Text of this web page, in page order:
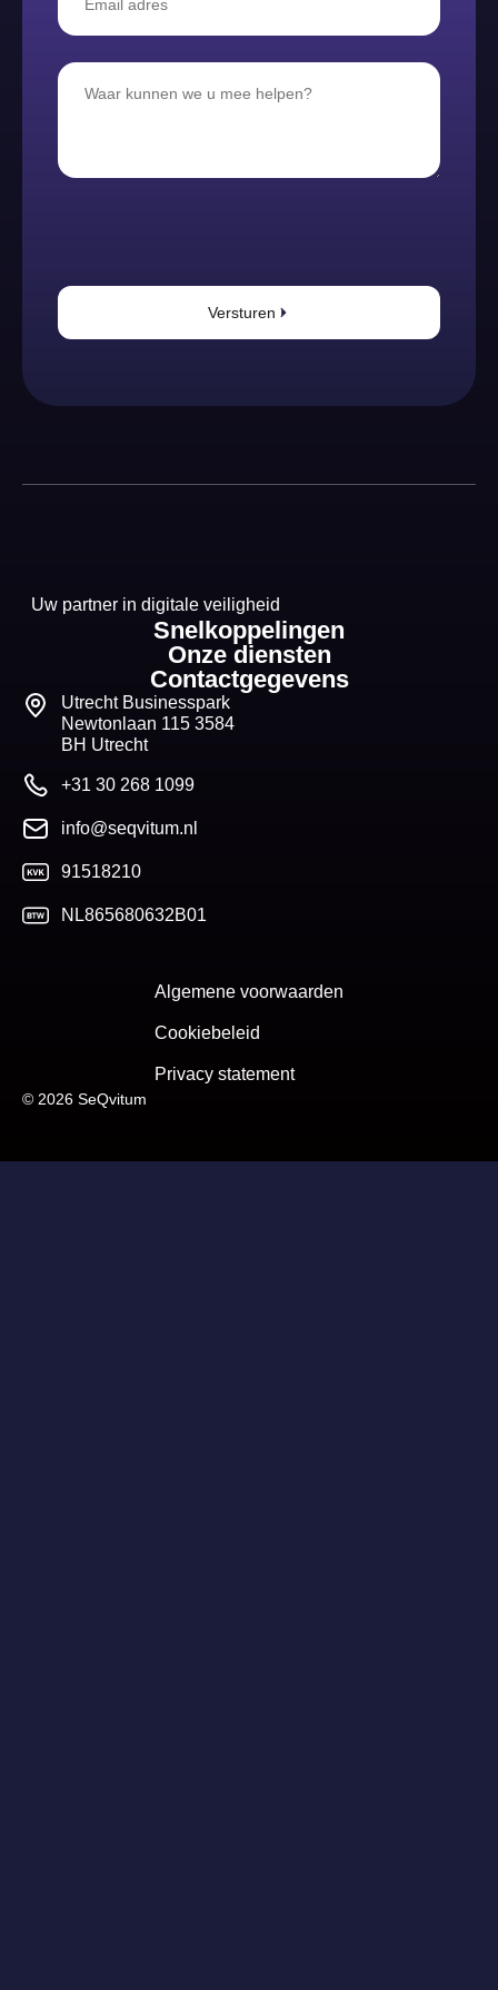
Versturen
Uw partner in digitale veiligheid
Snelkoppelingen
Onze diensten
Contactgegevens
Utrecht Businesspark
Newtonlaan 115 3584
BH Utrecht
+31 30 268 1099
info@seqvitum.nl
91518210
NL865680632B01
© 2026 SeQvitum
Algemene voorwaarden
Cookiebeleid
Privacy statement